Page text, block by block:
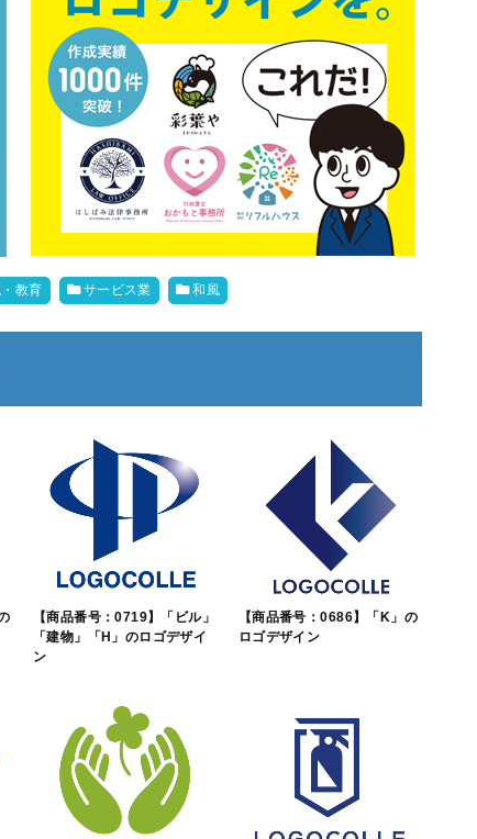
教育 サービス業 和風
【商品番号：0719】「ビル」
「建物」「H」のロゴデザイ
ン
【商品番号：0686】「K」の
ロゴデザイン